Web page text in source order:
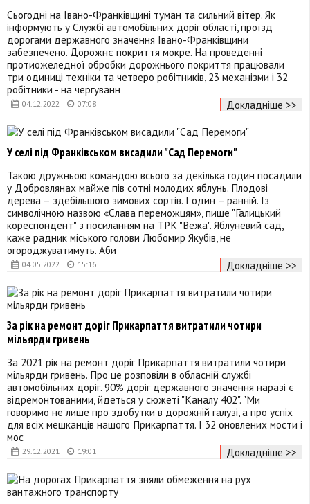
04.12.2022 07:08
Сьогодні на Івано-Франківщині туман та сильний вітер. Як
інформують у Службі автомобільних доріг області, проїзд
дорогами державного значення Івано-Франківщини
забезпечено. Дорожнє покриття мокре. На проведенні
протиожеледної обробки дорожнього покриття працювали
три одиниці техніки та четверо робітників, 23 механізми і 32
робітники - на чергуванн
Докладніше >>
04.05.2022 15:16
У селі під Франківськом висадили "Сад Перемоги"
Такою дружньою командою всього за декілька годин посадили
у Добровлянах майже пів сотні молодих яблунь. Плодові
дерева – здебільшого зимових сортів. І один – ранній. Із
символічною назвою «Слава переможцям», пише "Галицький
кореспондент" з посиланням на ТРК "Вежа". Яблуневий сад,
каже радник міського голови Любомир Якубів, не
огороджуватимуть. Аби
Докладніше >>
29.12.2021 19:01
За рік на ремонт доріг Прикарпаття витратили чотири
мільярди гривень
За 2021 рік на ремонт доріг Прикарпаття витратили чотири
мільярди гривень. Про це розповіли в обласній службі
автомобільних доріг. 90% доріг державного значення наразі є
відремонтованими, йдеться у сюжеті "Каналу 402". "Ми
говоримо не лише про здобутки в дорожній галузі, а про успіх
для всіх мешканців нашого Прикарпаття. І 32 оновлених мости і
мос
Докладніше >>